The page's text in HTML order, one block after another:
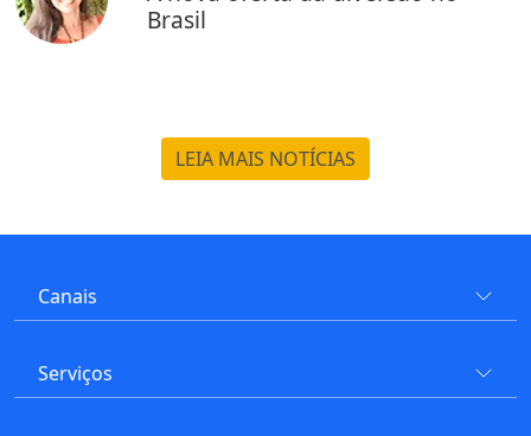
Brasil
LEIA MAIS NOTÍCIAS
Canais
Serviços